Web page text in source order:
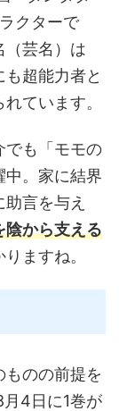
クターで
（芸名）は
も超能力者と
ています。
でも「モモの
中。家に結界
言を与え
陰から支える
ますね。
のの前提を
4日に1巻が